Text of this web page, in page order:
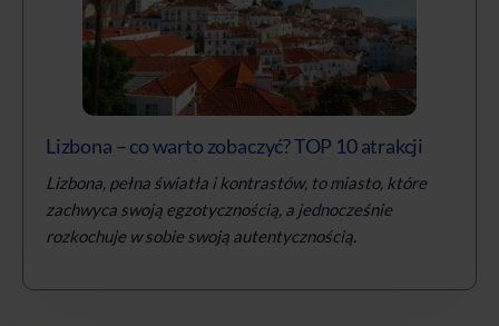
Lizbona – co warto zobaczyć? TOP 10 atrakcji
Lizbona, pełna światła i kontrastów, to miasto, które
zachwyca swoją egzotycznością, a jednocześnie
rozkochuje w sobie swoją autentycznością.